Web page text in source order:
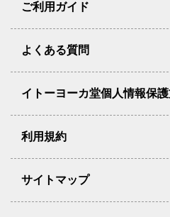
ご利用ガイド
よくある質問
イトーヨーカ堂個人情報保
利用規約
サイトマップ